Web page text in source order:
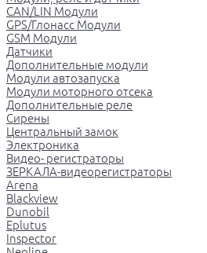
CAN/LIN Модули
GPS/Глонасс Модули
GSM Модули
Датчики
Дополнительные модули
Модули автозапуска
Модули моторного отсека
Дополнительные реле
Сирены
Центральный замок
Электроника
Видео- регистраторы
ЗЕРКАЛА-видеорегистраторы
Arena
Blackview
Dunobil
Eplutus
Inspector